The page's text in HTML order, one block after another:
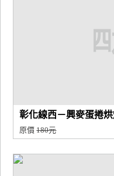
彰化線西－興麥蛋捲
原價180元